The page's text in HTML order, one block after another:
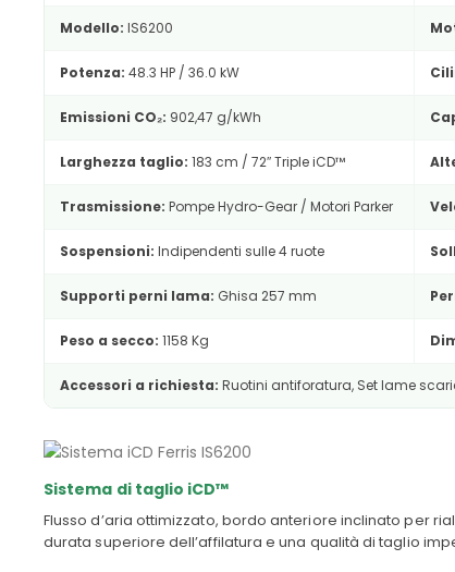
Modello: IS6200
Potenza: 48.3 HP / 36.0 kW
Emissioni CO₂: 902,47 g/kWh
Larghezza taglio: 183 cm / 72″ Triple iCD™
Trasmissione: Pompe Hydro-Gear / Motori Parker
Sospensioni: Indipendenti sulle 4 ruote
Supporti perni lama: Ghisa 257 mm
Peso a secco: 1158 Kg
Accessori a richiesta: Ruotini antiforatura, Set lame
Sistema di taglio iCD™
Flusso d’aria ottimizzato, bordo anteriore inclinato per
durata superiore dell’affilatura e una qualità di taglio